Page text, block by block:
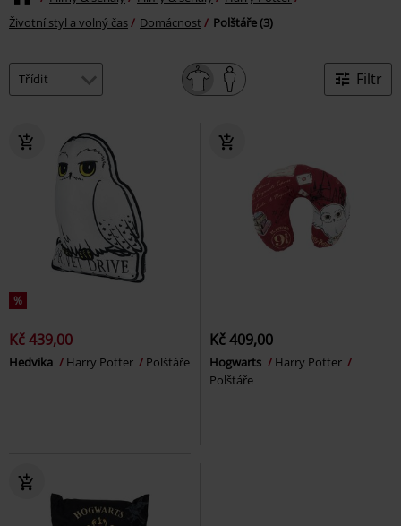
Životní styl a volný čas
Domácnost Polštáře (3)
Filtr
%
Kč 439,00
Hedvika Harry Potter Polštáře
Kč 409,00
Hogwarts
Harry Potter
Polštáře